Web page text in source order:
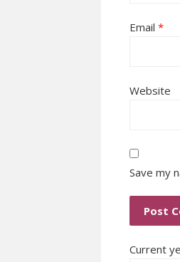
Email *
Website
Save my
Current